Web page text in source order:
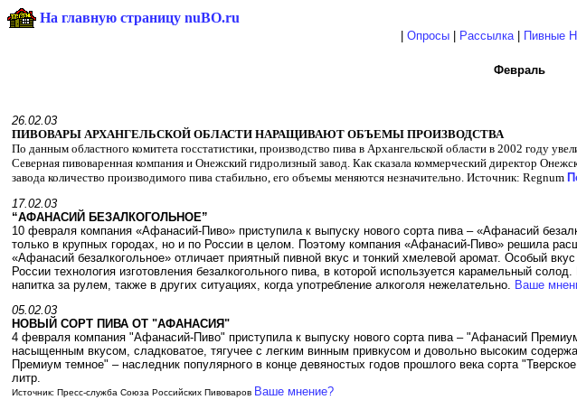
На главную страницу nuBO.ru
Опросы| Рассылка| Пивные
Февраль
26.02.03
ПИВОВАРЫ АРХАНГЕЛЬСКОЙ ОБЛАСТИ НАРАЩИВАЮТ ОБЪЕМЫ ПРОИЗВОДСТВА
По данным областного комитета госстатистики, производство пива в Архангельской области в 2002 году
Северная пивоваренная компания и Онежский гидролизный завод. Как сказала коммерческий директор
завода количество производимого пива стабильно, его объемы меняются незначительно. Источник: Regnum
17.02.03
“АФАНАСИЙ БЕЗАЛКОГОЛЬНОЕ”
10 февраля компания «Афанасий-Пиво» приступила к выпуску нового сорта пива – «Афанасий
только в крупных городах, но и по России в целом. Поэтому компания «Афанасий-Пиво» решила
«Афанасий безалкогольное» отличает приятный пивной вкус и тонкий хмелевой аромат. Особый
России технология изготовления безалкогольного пива, в которой используется карамельный
напитка за рулем, также в других ситуациях, когда употребление алкоголя нежелательно. Ваше
05.02.03
НОВЫЙ СОРТ ПИВА ОТ "АФАНАСИЯ"
4 февраля компания "Афанасий-Пиво" приступила к выпуску нового сорта пива – "Афанасий
насыщенным вкусом, сладковатое, тягучее с легким винным привкусом и довольно высоким
Премиум темное" – наследник популярного в конце девяностых годов прошлого века сорта
литр.
Источник: Пресс-служба Союза Российских Пивоваров Ваше мнение?